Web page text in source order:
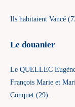
Ils habitaient Vancé
Le douanier
Le QUELLEC
François Marie et
Conquet (29).